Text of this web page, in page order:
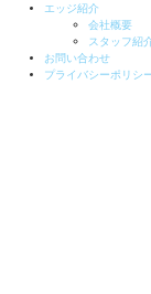
エッジ紹介
会社概要
スタッフ紹
お問い合わせ
プライバシーポリシ